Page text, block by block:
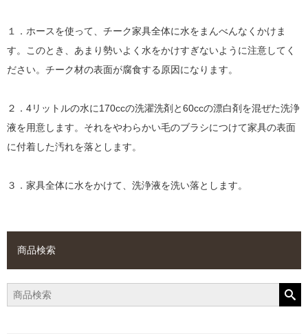
１．ホースを使って、チーク家具全体に水をまんべんなくかけま
す。このとき、あまり勢いよく水をかけすぎないように注意してく
ださい。チーク材の表面が腐食する原因になります。
２．4リットルの水に170ccの洗濯洗剤と60ccの漂白剤を混ぜた洗浄
液を用意します。それをやわらかい毛のブラシにつけて家具の表面
に付着した汚れを落とします。
３．家具全体に水をかけて、洗浄液を洗い落とします。
商品検索